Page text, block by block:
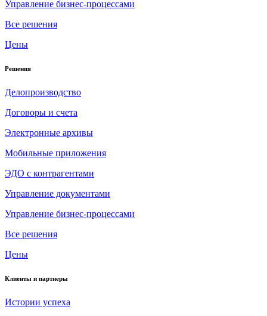
Управление бизнес-процессами
Все решения
Цены
Решения
Делопроизводство
Договоры и счета
Электронные архивы
Мобильные приложения
ЭДО с контрагентами
Управление документами
Управление бизнес-процессами
Все решения
Цены
Клиенты и партнеры
Истории успеха